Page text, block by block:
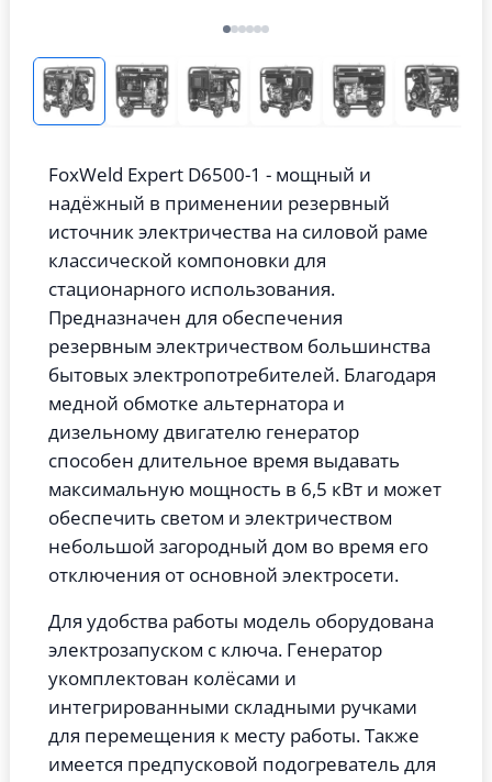
FoxWeld Expert D6500-1 - мощный и
надёжный в применении резервный
источник электричества на силовой раме
классической компоновки для
стационарного использования.
Предназначен для обеспечения
резервным электричеством большинства
бытовых электропотребителей. Благодаря
медной обмотке альтернатора и
дизельному двигателю генератор
способен длительное время выдавать
максимальную мощность в 6,5 кВт и может
обеспечить светом и электричеством
небольшой загородный дом во время его
отключения от основной электросети.
Для удобства работы модель оборудована
электрозапуском с ключа. Генератор
укомплектован колёсами и
интегрированными складными ручками
для перемещения к месту работы. Также
имеется предпусковой подогреватель для